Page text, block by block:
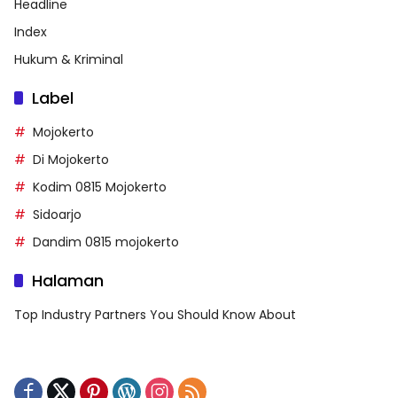
Headline
Index
Hukum & Kriminal
Label
Mojokerto
Di Mojokerto
Kodim 0815 Mojokerto
Sidoarjo
Dandim 0815 mojokerto
Halaman
Top Industry Partners You Should Know About